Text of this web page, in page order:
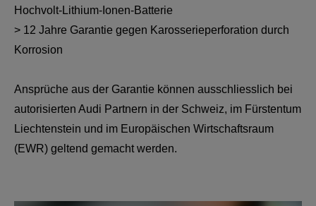
Hochvolt-Lithium-Ionen-Batterie
> 12 Jahre Garantie gegen Karosserieperforation durch
Korrosion
Ansprüche aus der Garantie können ausschliesslich bei
autorisierten Audi Partnern in der Schweiz, im Fürstentum
Liechtenstein und im Europäischen Wirtschaftsraum
(EWR) geltend gemacht werden.